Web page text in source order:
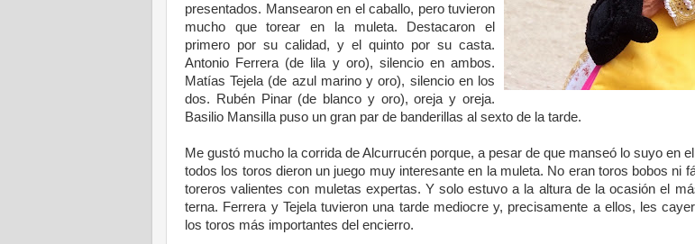
presentados. Mansearon en el caballo, pero tuvieron
mucho que torear en la muleta. Destacaron el
primero por su calidad, y el quinto por su casta.
Antonio Ferrera (de lila y oro), silencio en ambos.
Matías Tejela (de azul marino y oro), silencio en los
dos. Rubén Pinar (de blanco y oro), oreja y oreja.
Basilio Mansilla puso un gran par de banderillas al sexto de la tarde.
Me gustó mucho la corrida de Alcurrucén porque, a pesar de que manseó lo suyo en
todos los toros dieron un juego muy interesante en la muleta. No eran toros bobos ni
toreros valientes con muletas expertas. Y solo estuvo a la altura de la ocasión el
terna. Ferrera y Tejela tuvieron una tarde mediocre y, precisamente a ellos, les
los toros más importantes del encierro.